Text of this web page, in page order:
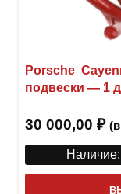
Porsche
подвески — 1
30 000,00 ₽
Наличие: